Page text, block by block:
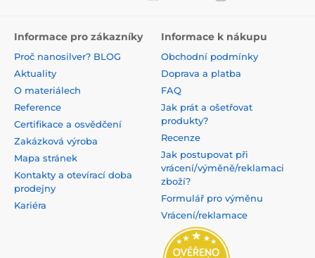
Informace pro zákazníky
Proč nanosilver? BLOG
Aktuality
O materiálech
Reference
Certifikace a osvědčení
Zakázková výroba
Mapa stránek
Kontakty a otevírací doba
prodejny
Kariéra
Informace k nákupu
Obchodní podmínky
Doprava a platba
FAQ
Jak prát a ošetřovat
produkty?
Recenze
Jak postupovat při
vrácení/výměně/reklamaci
zboží?
Formulář pro výměnu
Vrácení/reklamace